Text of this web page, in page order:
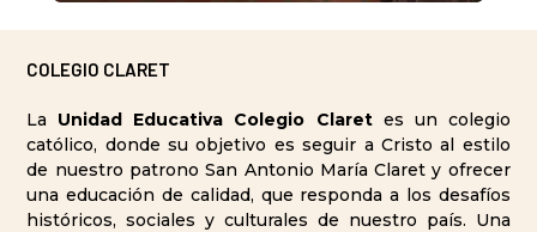
COLEGIO CLARET
La Unidad Educativa Colegio Claretes un colegio
católico, donde su objetivo es seguir a Cristo al estilo
de nuestro patrono San Antonio María Claret y ofrecer
una educación de calidad, que responda a los desafíos
históricos, sociales y culturales de nuestro país. Una